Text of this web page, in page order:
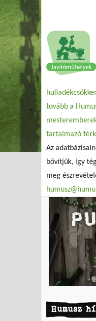
tovább a
tartalmazó
Az
bővítjük, így
meg
Humusz